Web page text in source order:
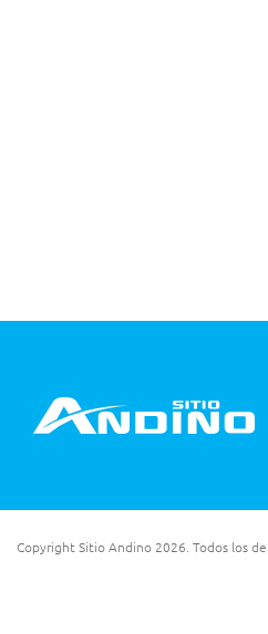
Copyright Sitio Andino 2026. Todos los